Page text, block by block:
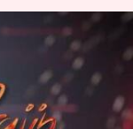
9: